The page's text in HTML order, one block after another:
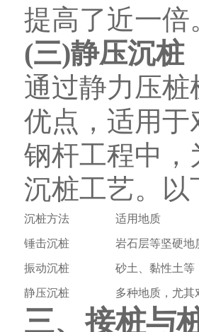
提高了近一倍
(三)静压沉桩
通过静力压
优点，适用
钢杆工程中
沉桩工艺。
沉桩方法 适用地质
锤击沉桩 岩石层等坚硬地
振动沉桩 砂土、黏性土等
静压沉桩 多种地质，尤其
三、接桩与